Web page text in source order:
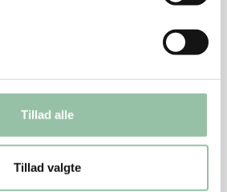
Tillad alle
Tillad valgte